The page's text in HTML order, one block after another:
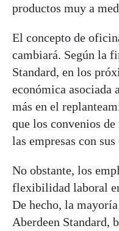
productos muy a
El concepto de
cambiará. Según la
Standard, en los
económica asociada
más en el
que los convenios
las empresas con
No obstante, los
flexibilidad laboral
De hecho, la
Aberdeen Standard,